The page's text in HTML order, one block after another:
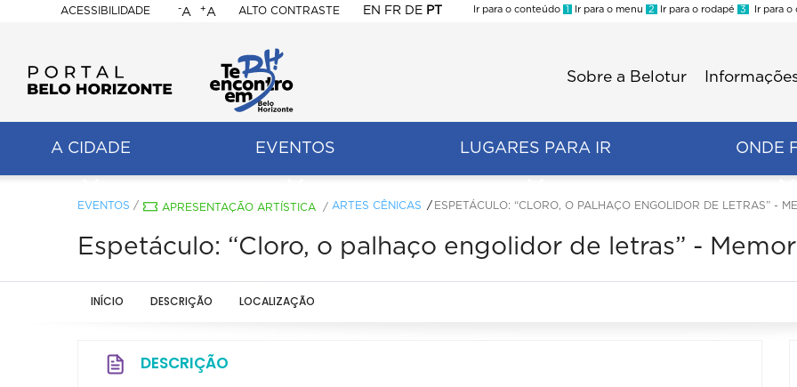
ACESSIBILIDADE
BELO
HORIZONTE
-A +A ALTO CONTRASTE EN FR DE PT
Ir para o conteúdo 1 Ir para o menu 2 Ir para o rodapé 3 Ir para o
Sobre a Belotur
A CIDADE EVENTOS LUGARES PARA IR ONDE
EVENTOS / APRESENTAÇÃO ARTÍSTICA / ARTES CÊNICAS ESPETÁCULO: “CLORO, O PALHAÇO ENGOLIDOR DE LETRAS” -
Espetáculo: “Cloro, o palhaço engolidor de letras” -
INÍCIO DESCRIÇÃO LOCALIZAÇÃO
DESCRIÇÃO